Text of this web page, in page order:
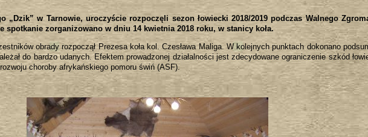
„Dzik” w Tarnowie, uroczyście rozpoczęli sezon łowiecki 2018/2019 podczas Walnego
spotkanie zorganizowano w dniu 14 kwietnia 2018 roku, w stanicy koła.
obrady rozpoczął Prezesa koła kol. Czesława Maliga. W kolejnych punktach dokonano
do bardzo udanych. Efektem prowadzonej działalności jest zdecydowane ograniczenie szkód
choroby afrykańskiego pomoru świń (ASF).